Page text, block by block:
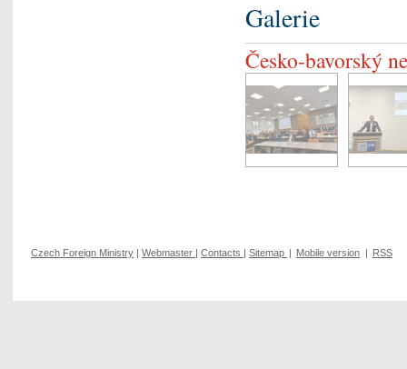
Galerie
Česko-bavorský
Czech Foreign Ministry Webmaster Contacts Sitemap Mobile version RSS